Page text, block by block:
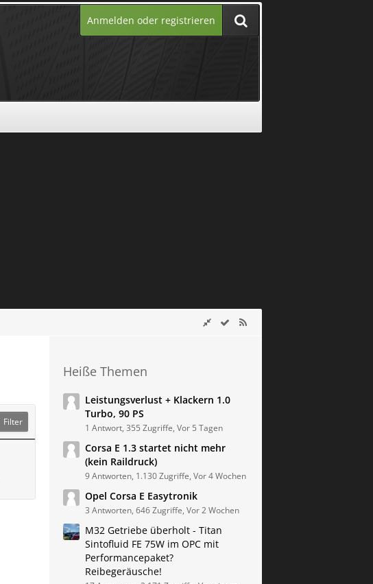
Anmelden oder registrieren
Filter
Heiße Themen
Leistungsverlust + Klackern 1.0
Turbo, 90 PS
1 Antwort, 355 Zugriffe, Vor 5 Tagen
Corsa E 1.3 startet nicht mehr
(kein Raildruck)
9 Antworten, 1.130 Zugriffe, Vor 4 Wochen
Opel Corsa E Easytronik
3 Antworten, 646 Zugriffe, Vor 2 Wochen
M32 Getriebe überholt - Titan
Sintofluid FE 75W im OPC mit
Performancepaket?
Reibegeräusche!